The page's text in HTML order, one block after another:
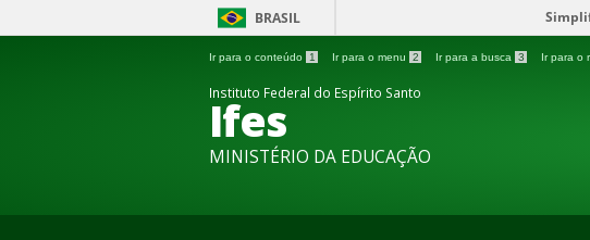
BRASIL
Ir para o conteúdo 1 Ir para o menu 2 Ir para a busca 3 Ir para o
Instituto Federal do Espírito Santo
Ifes
MINISTÉRIO DA EDUCAÇÃO